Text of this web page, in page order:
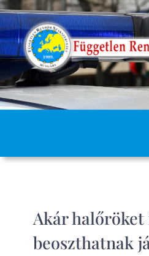
Akár halőröket
beoszthatnak